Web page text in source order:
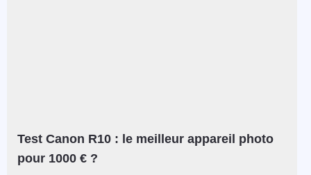
Test Canon R10 : le meilleur appareil photo
pour 1000 € ?